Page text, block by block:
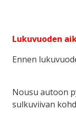
Lukuvuoden
Ennen
Nousu autoon
sulkuviivan